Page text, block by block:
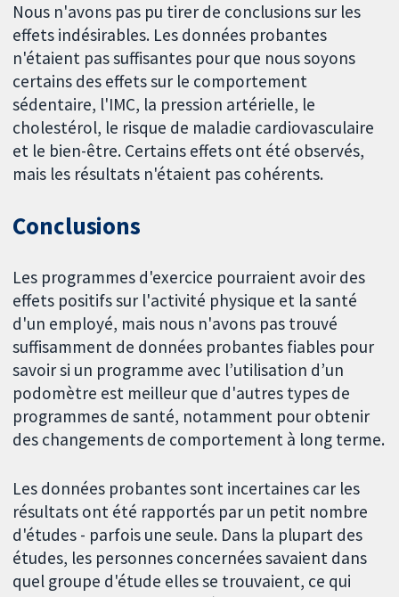
Nous n'avons pas pu tirer de conclusions sur les
effets indésirables. Les données probantes
n'étaient pas suffisantes pour que nous soyons
certains des effets sur le comportement
sédentaire, l'IMC, la pression artérielle, le
cholestérol, le risque de maladie cardiovasculaire
et le bien-être. Certains effets ont été observés,
mais les résultats n'étaient pas cohérents.
Conclusions
Les programmes d'exercice pourraient avoir des
effets positifs sur l'activité physique et la santé
d'un employé, mais nous n'avons pas trouvé
suffisamment de données probantes fiables pour
savoir si un programme avec l’utilisation d’un
podomètre est meilleur que d'autres types de
programmes de santé, notamment pour obtenir
des changements de comportement à long terme.
Les données probantes sont incertaines car les
résultats ont été rapportés par un petit nombre
d'études - parfois une seule. Dans la plupart des
études, les personnes concernées savaient dans
quel groupe d'étude elles se trouvaient, ce qui